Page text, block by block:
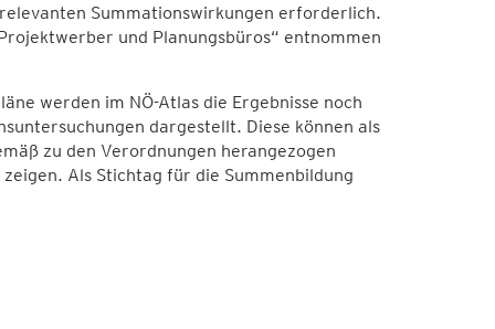
Summationswirkungen erforderlich.
und Planungsbüros“ entnommen
werden im NÖ-Atlas die Ergebnisse noch
dargestellt. Diese können als
zu den Verordnungen herangezogen
Als Stichtag für die Summenbildung